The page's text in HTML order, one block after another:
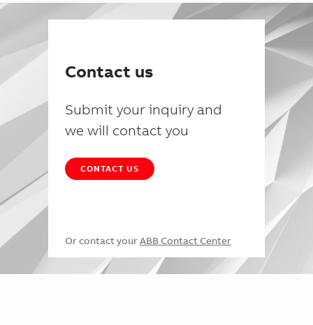
Contact us
Submit your inquiry and
we will contact you
CONTACT US
Or contact your ABB Contact Center